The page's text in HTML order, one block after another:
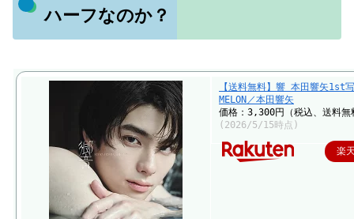
ハーフなのか？
【送料無料】響 本田響矢1st
MELON／本田響矢
価格：3,300円（税込、送料
(2026/5/15時点)
楽